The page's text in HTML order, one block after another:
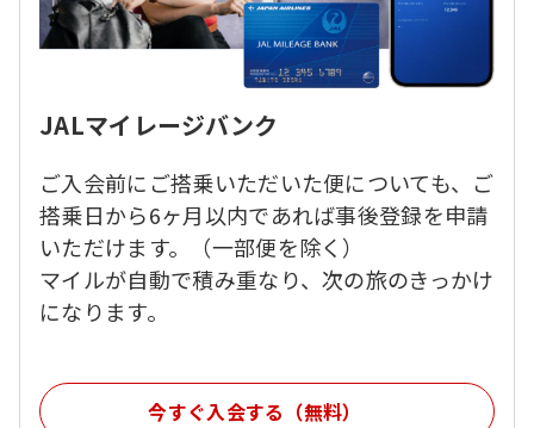
JALマイレージバンク
ご入会前にご搭乗いただいた便についても、ご
搭乗日から6ヶ月以内であれば事後登録を申請
いただけます。（一部便を除く）
マイルが自動で積み重なり、次の旅のきっかけ
になります。
今すぐ入会する（無料）